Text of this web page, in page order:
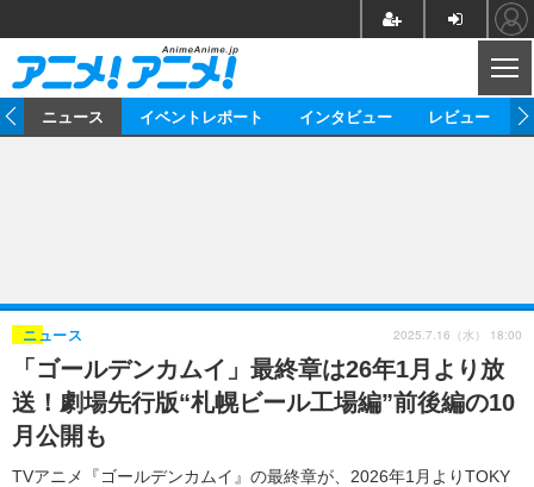
ゲーム グッズ
イベント 海外
海外イベント ビジネス
俳優・タレント アーティスト
ビジネス
アニメ 実写
書評 イベント
ゲーム 座談会
動画
アニメ！アニメ！TV ABEMA Cafe
連載・コラム
ニュース イベントレポート インタビュー レビュー
「ゴールデンカムイ」最終章は26年1月より放
送！劇場先行版“札幌ビール工場編”前後編の10
月公開も
TVアニメ『ゴールデンカムイ』の最終章が、2026年1月よりTOKY
ニュース 2025.7.16（水） 18:00